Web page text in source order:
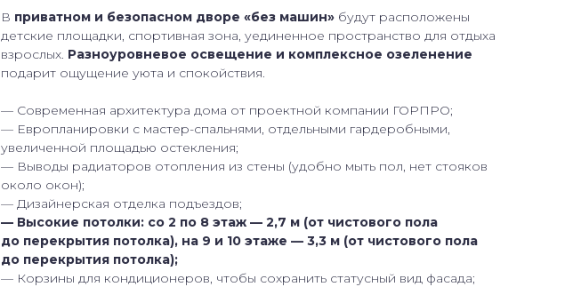
В приватном и безопасном дворе «без машин» будут расположены
детские площадки, спортивная зона, уединенное пространство для отдыха
взрослых. Разноуровневое освещение и комплексное озеленение
подарит ощущение уюта и спокойствия.
— Современная архитектура дома от проектной компании ГОРПРО;
— Европланировки с мастер-спальнями, отдельными гардеробными,
увеличенной площадью остекления;
— Выводы радиаторов отопления из стены (удобно мыть пол, нет стояков
около окон);
— Дизайнерская отделка подъездов;
— Высокие потолки: со 2 по 8 этаж — 2,7 м (от чистового пола
до перекрытия потолка), на 9 и 10 этаже — 3,3 м (от чистового пола
до перекрытия потолка);
— Корзины для кондиционеров, чтобы сохранить статусный вид фасада;